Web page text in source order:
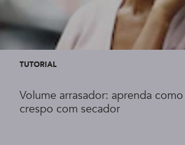
TUTORIAL
Volume arrasador: aprenda
crespo com secador